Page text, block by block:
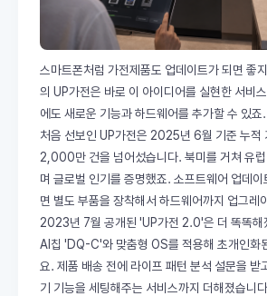
스마트폰처럼 가전제품도 업데이트가 되면 좋
의 UP가전은 바로 이 아이디어를 실현한 서비
에도 새로운 기능과 하드웨어를 추가할 수 있
처음 선보인 UP가전은 2025년 6월 기준 누적
2,000만 건을 넘어섰습니다. 북미를 거쳐 유
며 글로벌 인기를 증명했죠. 소프트웨어 업데
면 별도 부품을 장착해서 하드웨어까지 업그레
2023년 7월 공개된 'UP가전 2.0'은 더 똑똑해
AI칩 'DQ-C'와 맞춤형 OS를 적용해 초개인화
요. 제품 배송 전에 라이프 패턴 분석 설문을 받
기 기능을 세팅해주는 서비스까지 더해졌습니